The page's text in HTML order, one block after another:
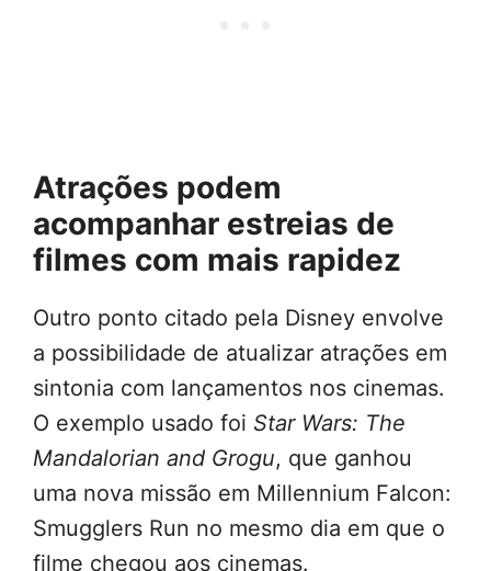
Atrações podem
acompanhar estreias de
filmes com mais rapidez
Outro ponto citado pela Disney envolve
a possibilidade de atualizar atrações em
sintonia com lançamentos nos cinemas.
O exemplo usado foi Star Wars: The
Mandalorian and Grogu, que ganhou
uma nova missão em Millennium Falcon:
Smugglers Run no mesmo dia em que o
filme chegou aos cinemas.